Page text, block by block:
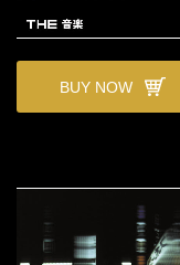
BUY NOW